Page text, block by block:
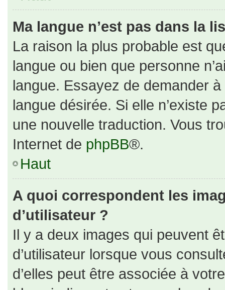
Ma langue n’est pas dans la
La raison la plus probable est
langue ou bien que personne
langue. Essayez de demander
langue désirée. Si elle n’existe
une nouvelle traduction. Vous
Internet de phpBB®.
Haut
A quoi correspondent les
d’utilisateur ?
Il y a deux images qui peuvent
d’utilisateur lorsque vous
d’elles peut être associée à